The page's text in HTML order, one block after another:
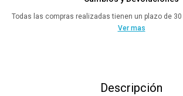
Todas las compras realizadas tienen un plazo de
Ver mas
Descripción